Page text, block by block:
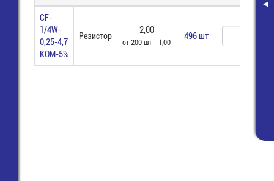
для печатных
CF-
1/4W-
0,25-4,7
КОМ-5%
Резистор
2,00
от 200 шт - 1,00
496 шт